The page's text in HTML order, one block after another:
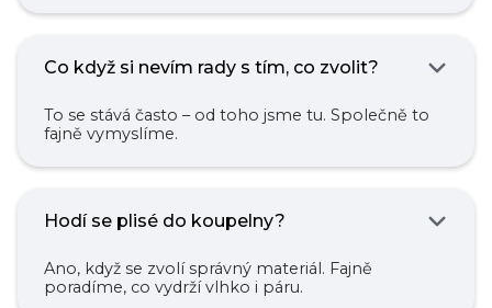
Co když si nevím rady s tím, co zvolit?
To se stává často – od toho jsme tu. Společně to
fajně vymyslíme.
Hodí se plisé do koupelny?
Ano, když se zvolí správný materiál. Fajně
poradíme, co vydrží vlhko i páru.